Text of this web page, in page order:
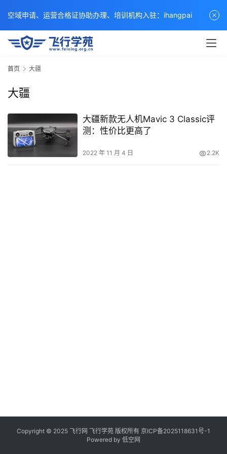
首页 大疆
大疆
大疆新款无人机Mavic 3 Classic评
测：性价比更高了
2022 年 11 月 4 日 2.2K
Copyright © 2025 飞行网 飞行学苑 版权所有 京ICP备2025118631号-1
Powered by 低空网
空域申请、运营合格证协助办理、培训机构入驻：ihangpai